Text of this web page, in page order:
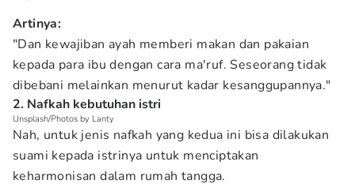
Artinya:
"Dan kewajiban ayah memberi makan dan pakaian
kepada para ibu dengan cara ma'ruf. Seseorang tidak
dibebani melainkan menurut kadar kesanggupannya."
2. Nafkah kebutuhan istri
Unsplash/Photos by Lanty
Nah, untuk jenis nafkah yang kedua ini bisa dilakukan
suami kepada istrinya untuk menciptakan
keharmonisan dalam rumah tangga.